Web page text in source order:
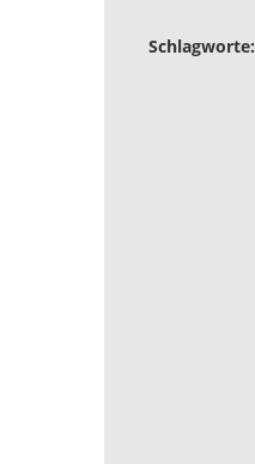
Schlagworte: